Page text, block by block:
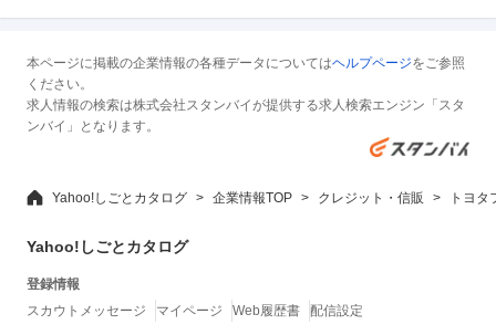
本ページに掲載の企業情報の各種データについてはヘルプページをご参照
ください。
求人情報の検索は株式会社スタンバイが提供する求人検索エンジン「スタ
ンバイ」となります。
Yahoo!しごとカタログ 企業情報TOP クレジット・信販 トヨ
Yahoo!しごとカタログ
登録情報
スカウトメッセージ
マイページ Web履歴書 配信設定